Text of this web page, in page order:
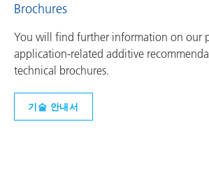
Brochures
You will find further information on our
application-related additive
technical brochures.
기술 안내서